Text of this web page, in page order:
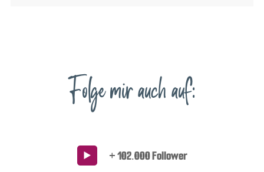
Folge mir auch auf:
+ 102.000 Follower